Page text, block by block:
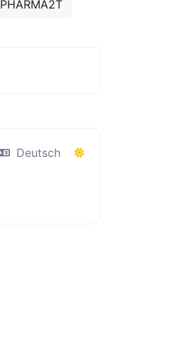
PHARMA2T
Deutsch